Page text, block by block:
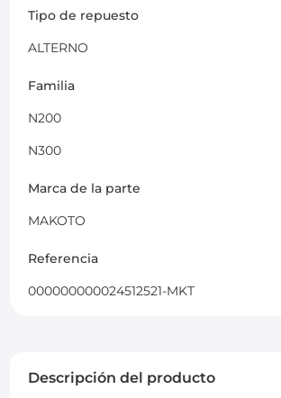
Tipo de repuesto
ALTERNO
Familia
N200
N300
Marca de la parte
MAKOTO
Referencia
000000000024512521-MKT
Descripción del producto